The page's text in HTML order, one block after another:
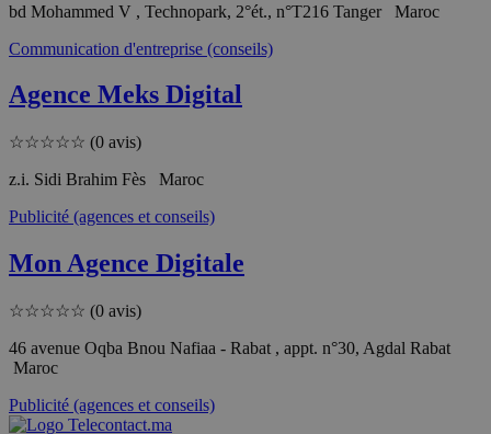
bd Mohammed V , Technopark, 2°ét., n°T216 Tanger Maroc
Communication d'entreprise (conseils)
Agence Meks Digital
☆☆☆☆☆ (0 avis)
z.i. Sidi Brahim Fès Maroc
Publicité (agences et conseils)
Mon Agence Digitale
☆☆☆☆☆ (0 avis)
46 avenue Oqba Bnou Nafiaa - Rabat , appt. n°30, Agdal Rabat
Maroc
Publicité (agences et conseils)